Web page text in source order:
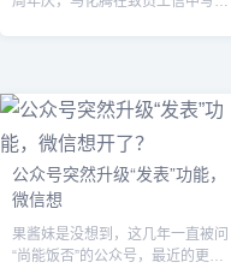
公众号突然升级“发表”功能，
微信想
果酱妹是没想到，这几年一直被问
“尚能饭否”的公众号，最近的更新